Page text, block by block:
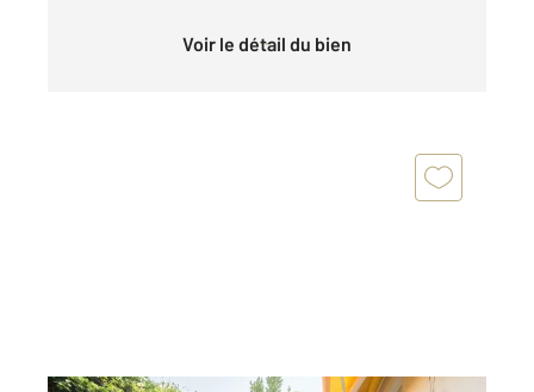
Voir le détail du bien